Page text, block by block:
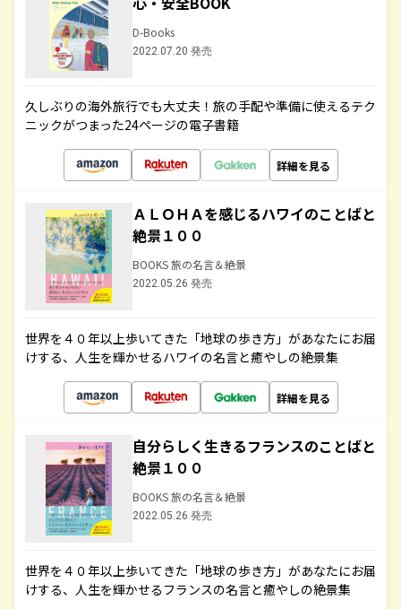
D-Books
2022.07.20 発売
久しぶりの海外旅行でも大丈夫！旅の手配や準備に使えるテク
ニックがつまった24ページの電子書籍
詳細を見る
ＡＬＯＨＡを感じるハワイのことばと
絶景１００
BOOKS 旅の名言＆絶景
2022.05.26 発売
世界を４０年以上歩いてきた「地球の歩き方」があなたにお届
けする、人生を輝かせるハワイの名言と癒やしの絶景集
詳細を見る
自分らしく生きるフランスのことばと
絶景１００
BOOKS 旅の名言＆絶景
2022.05.26 発売
世界を４０年以上歩いてきた「地球の歩き方」があなたにお届
けする、人生を輝かせるフランスの名言と癒やしの絶景集